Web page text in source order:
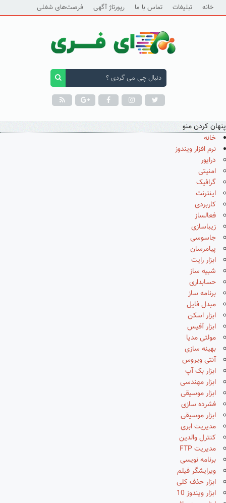
خانه تبلیغات تماس با ما رپورتاژ آگهی فرصت‌های شغلی
پنهان کردن منو
خانه
نرم افزار ویندوز
درایور
امنیتی
گرافیک
اینترنت
کاربردی
فعالساز
زیباسازی
جاسوسی
پیامرسان
ابزار رایت
شبیه ساز
حسابداری
برنامه ساز
مبدل فایل
ابزار اسکن
ابزار آفیس
مولتی مدیا
بهینه سازی
آنتی ویروس
ابزار بک آپ
ابزار مهندسی
ابزار موسیقی
فشرده سازی
ابزار موسیقی
مدیریت ابری
کنترل والدین
مدیریت FTP
برنامه نویسی
ویرایشگر فیلم
ابزار حذف کلی
ابزار ویندوز 10